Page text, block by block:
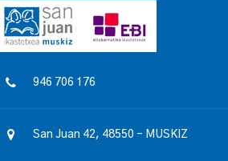
946 706 176
San Juan 42, 48550 – MUSKIZ